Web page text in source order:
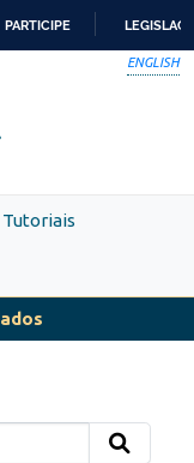
PARTICIPE
ENGLISH
Tutoriais